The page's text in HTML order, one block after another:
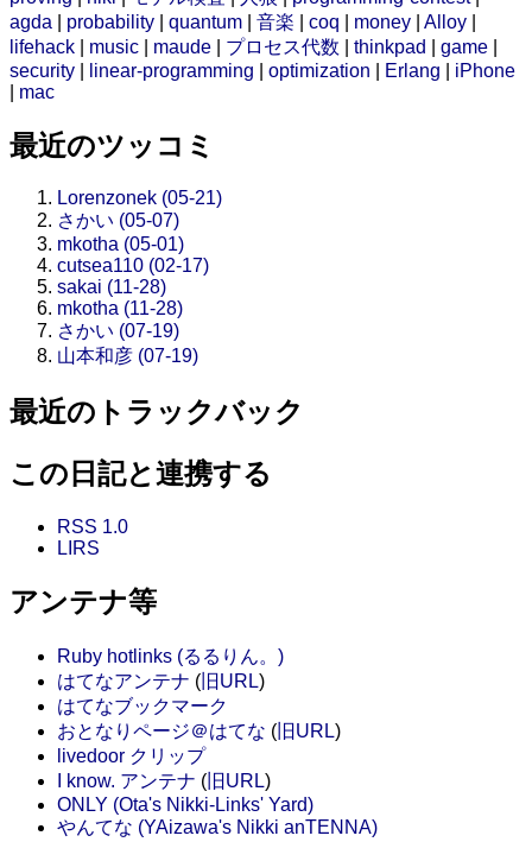
agda
probability quantum 音楽 coq money Alloy
lifehack
music maude プロセス代数 thinkpad game
security
linear-programming optimization Erlang
iPhone
mac
最近のツッコミ
Lorenzonek (05-21)
さかい (05-07)
mkotha (05-01)
cutsea110 (02-17)
sakai (11-28)
mkotha (11-28)
さかい (07-19)
山本和彦 (07-19)
最近のトラックバック
この日記と連携する
RSS 1.0
LIRS
アンテナ等
Ruby hotlinks (るるりん。)
はてなアンテナ ( 旧URL)
はてなブックマーク
おとなりページ＠はてな ( 旧URL)
livedoor クリップ
I know. アンテナ ( 旧URL)
ONLY (Ota's Nikki-Links' Yard)
やんてな (YAizawa's Nikki anTENNA)